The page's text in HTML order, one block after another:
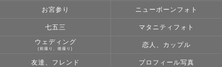
お宮参り ニューボーンフォト
七五三 マタニティフォト
ウェディング
(前撮り、後撮り)
恋人、カップル
友達、フレンド プロフィール写真